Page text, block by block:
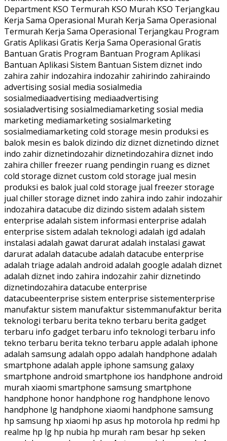
Department KSO Termurah KSO Murah KSO Terjangkau
Kerja Sama Operasional Murah Kerja Sama Operasional
Termurah Kerja Sama Operasional Terjangkau Program
Gratis Aplikasi Gratis Kerja Sama Operasional Gratis
Bantuan Gratis Program Bantuan Program Aplikasi
Bantuan Aplikasi Sistem Bantuan Sistem diznet indo
zahira zahir indozahira indozahir zahirindo zahiraindo
advertising sosial media sosialmedia
sosialmediaadvertising mediaadvertising
sosialadvertising sosialmediamarketing sosial media
marketing mediamarketing sosialmarketing
sosialmediamarketing cold storage mesin produksi es
balok mesin es balok dizindo diz diznet diznetindo diznet
indo zahir diznetindozahir diznetindozahira diznet indo
zahira chiller freezer ruang pendingin ruang es diznet
cold storage diznet custom cold storage jual mesin
produksi es balok jual cold storage jual freezer storage
jual chiller storage diznet indo zahira indo zahir indozahir
indozahira datacube diz dizindo sistem adalah sistem
enterprise adalah sistem informasi enterprise adalah
enterprise sistem adalah teknologi adalah igd adalah
instalasi adalah gawat darurat adalah instalasi gawat
darurat adalah datacube adalah datacube enterprise
adalah triage adalah android adalah google adalah diznet
adalah diznet indo zahira indozahir zahir diznetindo
diznetindozahira datacube enterprise
datacubeenterprise sistem enterprise sistementerprise
manufaktur sistem manufaktur sistemmanufaktur berita
teknologi terbaru berita tekno terbaru berita gadget
terbaru info gadget terbaru info teknologi terbaru info
tekno terbaru berita tekno terbaru apple adalah iphone
adalah samsung adalah oppo adalah handphone adalah
smartphone adalah apple iphone samsung galaxy
smartphone android smartphone ios handphone android
murah xiaomi smartphone samsung smartphone
handphone honor handphone rog handphone lenovo
handphone lg handphone xiaomi handphone samsung
hp samsung hp xiaomi hp asus hp motorola hp redmi hp
realme hp lg hp nubia hp murah ram besar hp seken